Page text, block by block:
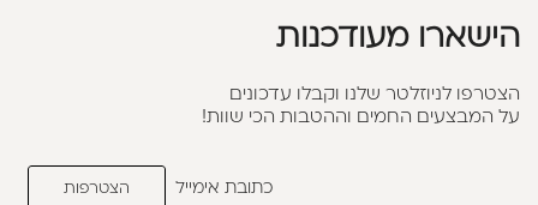
הישארו מעודכנות
הצטרפו לניוזלטר שלנו וקבלו עדכונים
על המבצעים החמים וההטבות הכי שוות!